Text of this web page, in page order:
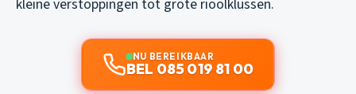
kleine verstoppingen tot grote rioolklussen.
NU BEREIKBAAR
BEL 085 019 81 00